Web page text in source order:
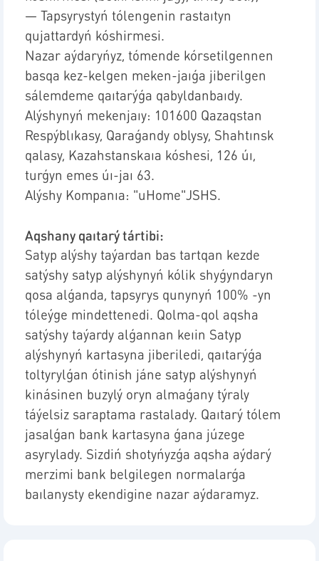
— Tapsyrystyń tólengenin rastaıtyn
qujattardyń kóshirmesi.
Nazar aýdaryńyz, tómende kórsetilgennen
basqa kez-kelgen meken-jaıǵa jiberilgen
sálemdeme qaıtarýǵa qabyldanbaıdy.
Alýshynyń mekenjaıy: 101600 Qazaqstan
Respýblıkasy, Qaraǵandy oblysy, Shahtınsk
qalasy, Kazahstanskaıa kóshesi, 126 úı,
turǵyn emes úı-jaı 63.
Alýshy Kompanıa: "uHome"JSHS.
Aqshany qaıtarý tártibi:
Satyp alýshy taýardan bas tartqan kezde
satýshy satyp alýshynyń kólik shyǵyndaryn
qosa alǵanda, tapsyrys qunynyń 100% -yn
tóleýge mindettenedi. Qolma-qol aqsha
satýshy taýardy alǵannan keıin Satyp
alýshynyń kartasyna jiberiledi, qaıtarýǵa
toltyrylǵan ótinish jáne satyp alýshynyń
kinásinen buzylý oryn almaǵany týraly
táýelsiz saraptama rastalady. Qaıtarý tólem
jasalǵan bank kartasyna ǵana júzege
asyrylady. Sizdiń shotyńyzǵa aqsha aýdarý
merzimi bank belgilegen normalarǵa
baılanysty ekendigine nazar aýdaramyz.